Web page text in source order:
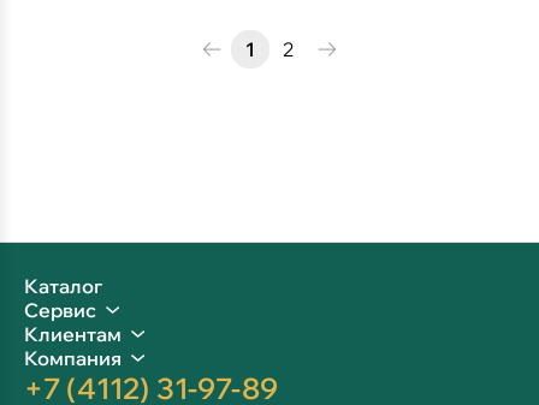
1 2
Каталог
Сервис
Клиентам
Компания
+7 (4112) 31-97-89